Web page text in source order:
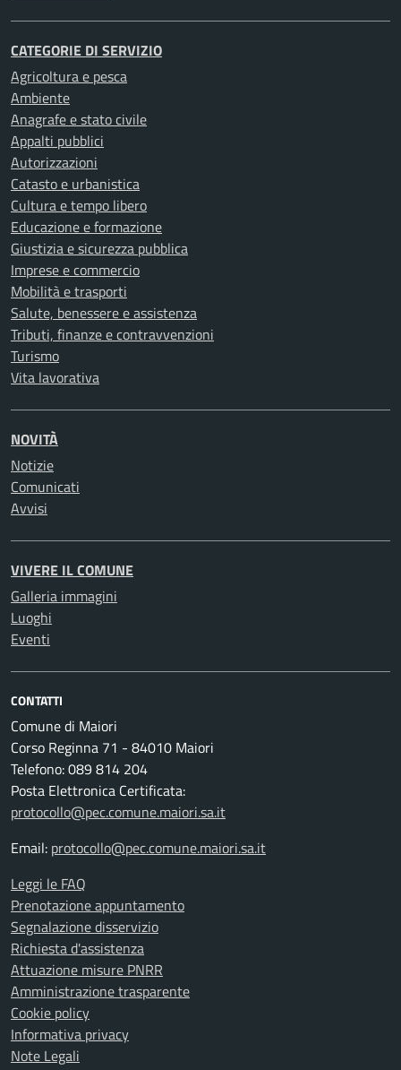
CATEGORIE DI SERVIZIO
Agricoltura e pesca
Ambiente
Anagrafe e stato civile
Appalti pubblici
Autorizzazioni
Catasto e urbanistica
Cultura e tempo libero
Educazione e formazione
Giustizia e sicurezza pubblica
Imprese e commercio
Mobilità e trasporti
Salute, benessere e assistenza
Tributi, finanze e contravvenzioni
Turismo
Vita lavorativa
NOVITÀ
Notizie
Comunicati
Avvisi
VIVERE IL COMUNE
Galleria immagini
Luoghi
Eventi
CONTATTI
Comune di Maiori
Corso Reginna 71 - 84010 Maiori
Telefono: 089 814 204
Posta Elettronica Certificata:
protocollo@pec.comune.maiori.sa.it
Email: protocollo@pec.comune.maiori.sa.it
Leggi le FAQ
Prenotazione appuntamento
Segnalazione disservizio
Richiesta d'assistenza
Attuazione misure PNRR
Amministrazione trasparente
Cookie policy
Informativa privacy
Note Legali